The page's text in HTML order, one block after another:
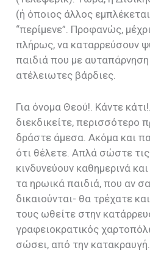
(ή όποιος άλλος
“περίμενε”. Προφανώς,
πλήρως, να καταρρεύσουν
παιδιά που με
ατέλειωτες βάρδιες.
Για όνομα Θεού!. Κάντε
διεκδικείτε, περισσότερο
δράστε άμεσα. Ακόμα και
ότι θέλετε. Απλά σώστε
κινδυνεύουν καθημερινά
τα ηρωικά παιδιά, που αν
δικαιούνται- θα τρέχατε
τους ωθείτε στην
γραφειοκρατικός
σώσει, από την